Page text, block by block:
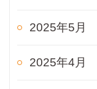
2025年5月
2025年4月